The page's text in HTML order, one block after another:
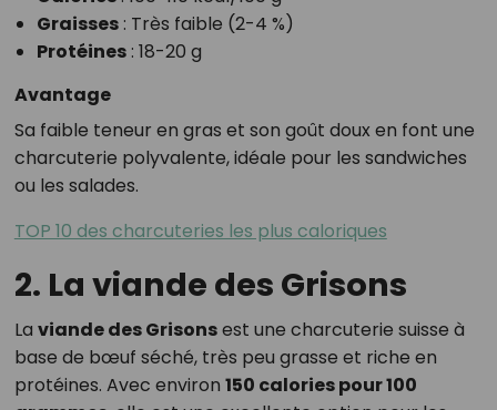
Graisses: Très faible (2-4 %)
Protéines: 18-20 g
Avantage
Sa faible teneur en gras et son goût doux en font une
charcuterie polyvalente, idéale pour les sandwiches
ou les salades.
TOP 10 des charcuteries les plus caloriques
2. La viande des Grisons
La viande des Grisonsest une charcuterie suisse à
base de bœuf séché, très peu grasse et riche en
protéines. Avec environ 150 calories pour 100